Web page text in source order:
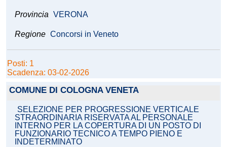
Provincia VERONA
Regione Concorsi in Veneto
Posti: 1
Scadenza: 03-02-2026
COMUNE DI COLOGNA VENETA
SELEZIONE PER PROGRESSIONE VERTICALE
STRAORDINARIA RISERVATA AL PERSONALE
INTERNO PER LA COPERTURA DI UN POSTO DI
FUNZIONARIO TECNICO A TEMPO PIENO E
INDETERMINATO